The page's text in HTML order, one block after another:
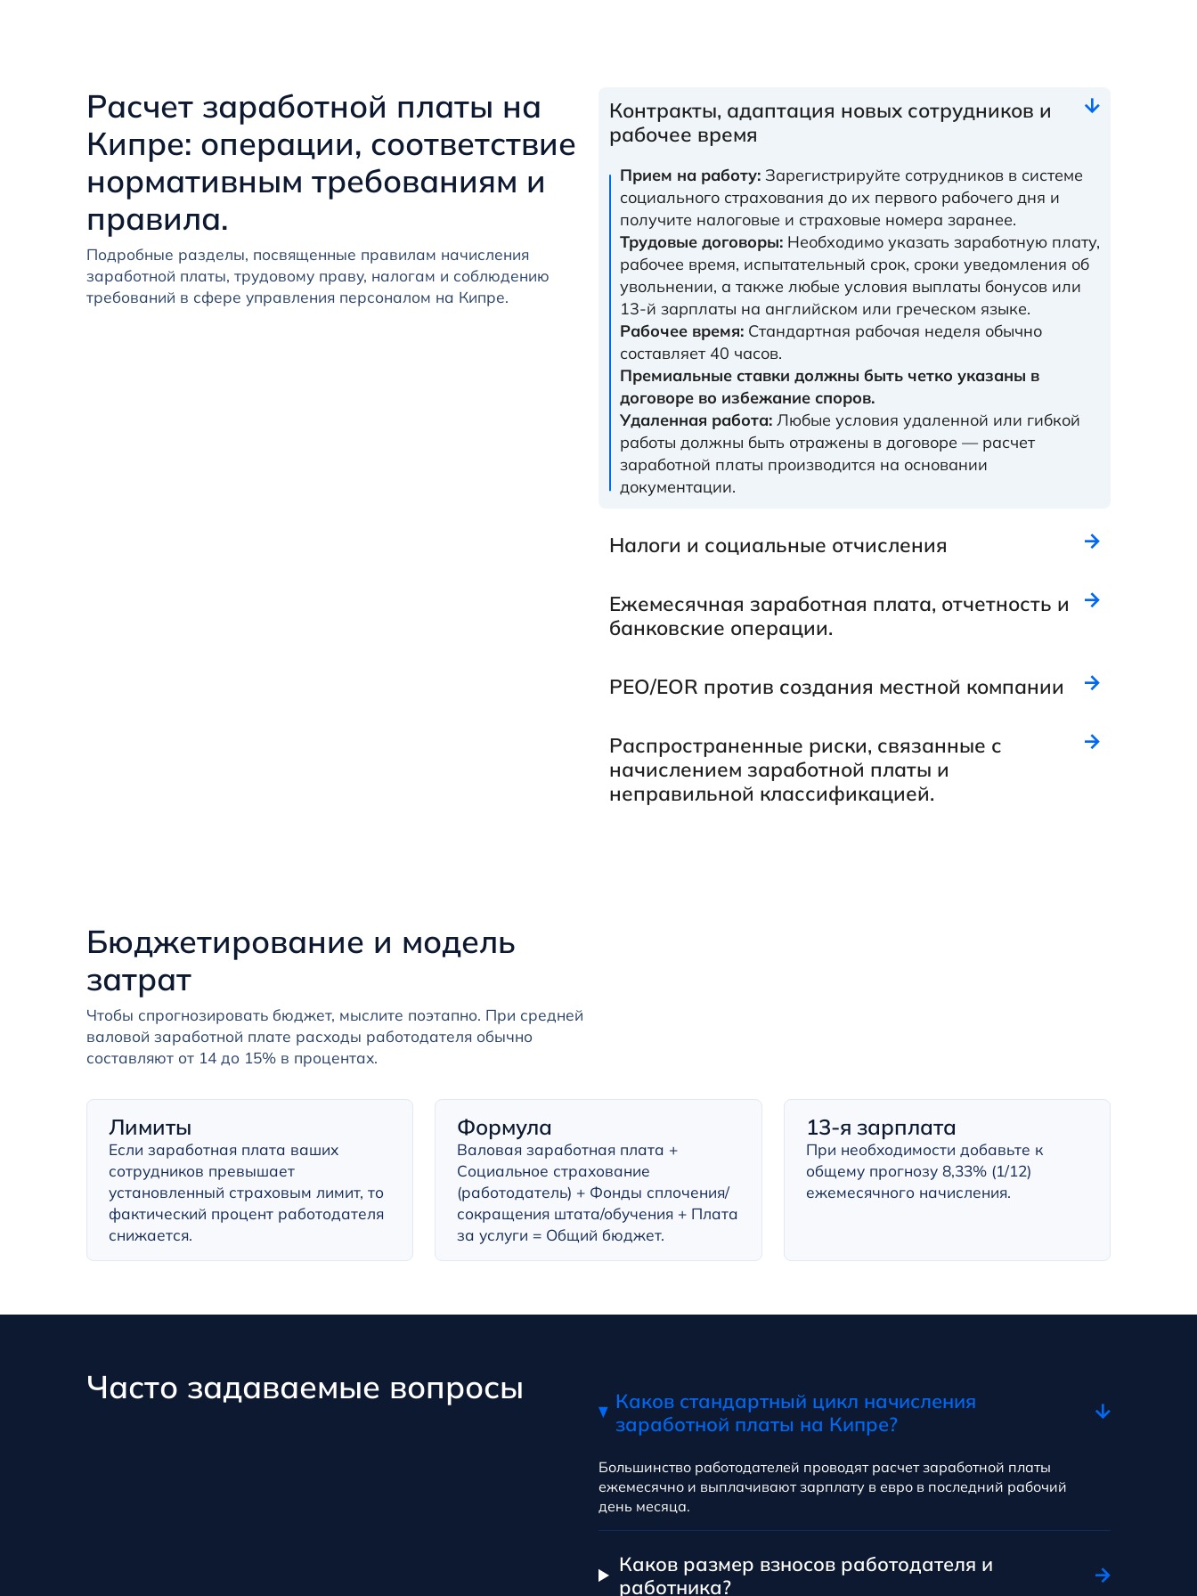
Расчет заработной платы на
Кипре: операции, соответствие
нормативным требованиям и
правила.
Подробные разделы, посвященные правилам начисления
заработной платы, трудовому праву, налогам и соблюдению
требований в сфере управления персоналом на Кипре.
Контракты, адаптация новых сотрудников и
рабочее время
Прием на работу: Зарегистрируйте сотрудников в системе
социального страхования до их первого рабочего дня и
получите налоговые и страховые номера заранее.
Трудовые договоры: Необходимо указать заработную плату,
рабочее время, испытательный срок, сроки уведомления об
увольнении, а также любые условия выплаты бонусов или
13-й зарплаты на английском или греческом языке.
Рабочее время: Стандартная рабочая неделя обычно
составляет 40 часов.
Премиальные ставки должны быть четко указаны в
договоре во избежание споров.
Удаленная работа: Любые условия удаленной или гибкой
работы должны быть отражены в договоре — расчет
заработной платы производится на основании
документации.
Налоги и социальные отчисления
Ежемесячная заработная плата, отчетность и
банковские операции.
PEO/EOR против создания местной компании
Распространенные риски, связанные с
начислением заработной платы и
неправильной классификацией.
Бюджетирование и модель
затрат
Чтобы спрогнозировать бюджет, мыслите поэтапно. При средней
валовой заработной плате расходы работодателя обычно
составляют от 14 до 15% в процентах.
Лимиты
Если заработная плата ваших
сотрудников превышает
установленный страховым лимит, то
фактический процент работодателя
снижается.
Формула
Валовая заработная плата +
Социальное страхование
(работодатель) + Фонды сплочения/
сокращения штата/обучения + Плата
за услуги = Общий бюджет.
13-я зарплата
При необходимости добавьте к
общему прогнозу 8,33% (1/12)
ежемесячного начисления.
Часто задаваемые вопросы
Каков стандартный цикл начисления
заработной платы на Кипре?
Большинство работодателей проводят расчет заработной платы
ежемесячно и выплачивают зарплату в евро в последний рабочий
день месяца.
Каков размер взносов работодателя и
работника?